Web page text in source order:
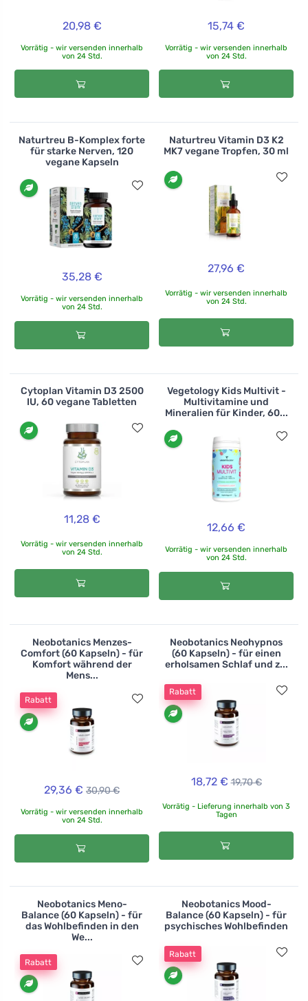
20,98 €
Vorrätig - wir versenden innerhalb
von 24 Std.
15,74 €
Vorrätig - wir versenden innerhalb
von 24 Std.
Naturtreu B-Komplex forte
für starke Nerven, 120
vegane Kapseln
35,28 €
Vorrätig - wir versenden innerhalb
von 24 Std.
Naturtreu Vitamin D3 K2
MK7 vegane Tropfen, 30 ml
27,96 €
Vorrätig - wir versenden innerhalb
von 24 Std.
Cytoplan Vitamin D3 2500
IU, 60 vegane Tabletten
11,28 €
Vorrätig - wir versenden innerhalb
von 24 Std.
Vegetology Kids Multivit -
Multivitamine und
Mineralien für Kinder, 60...
12,66 €
Vorrätig - wir versenden innerhalb
von 24 Std.
Neobotanics Menzes-
Comfort (60 Kapseln) - für
Komfort während der
Mens...
Rabatt
29,36 € 30,90 €
Vorrätig - wir versenden innerhalb
von 24 Std.
Neobotanics Neohypnos
(60 Kapseln) - für einen
erholsamen Schlaf und z...
Rabatt
18,72 € 19,70 €
Vorrätig - Lieferung innerhalb von 3
Tagen
Neobotanics Meno-
Balance (60 Kapseln) - für
das Wohlbefinden in den
We...
Rabatt
Neobotanics Mood-
Balance (60 Kapseln) - für
psychisches Wohlbefinden
Rabatt